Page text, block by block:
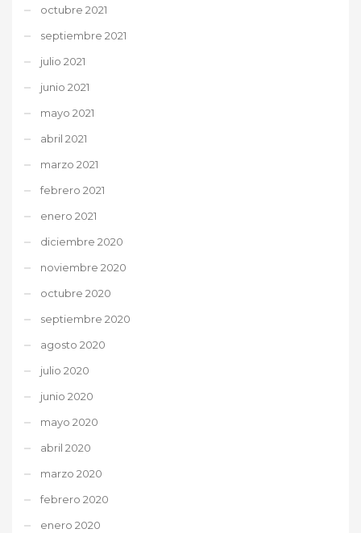
octubre 2021
septiembre 2021
julio 2021
junio 2021
mayo 2021
abril 2021
marzo 2021
febrero 2021
enero 2021
diciembre 2020
noviembre 2020
octubre 2020
septiembre 2020
agosto 2020
julio 2020
junio 2020
mayo 2020
abril 2020
marzo 2020
febrero 2020
enero 2020